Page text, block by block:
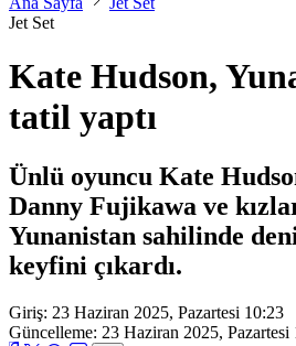
Jet Set
Kate Hudson,
tatil yaptı
Ünlü oyuncu Kate
Danny Fujikawa ve
Yunanistan sahilinde
keyfini çıkardı.
Giriş: 23 Haziran 2025, Pazartesi 10:23
Güncelleme: 23 Haziran 2025, Pazartesi